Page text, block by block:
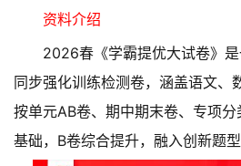
资料介绍
2026春《学霸提优大试卷》
同步强化训练检测卷，涵盖语文、
按单元AB卷、期中期末卷、专项
基础，B卷综合提升，融入创新题型